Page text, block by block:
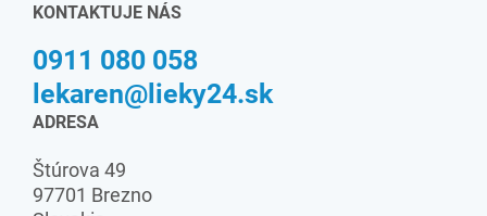
KONTAKTUJE NÁS
0911 080 058
lekaren@lieky24.sk
ADRESA
Štúrova 49
97701 Brezno